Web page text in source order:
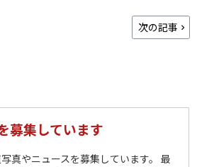
次の記事
募集しています
真やニュースを募集しています。 最